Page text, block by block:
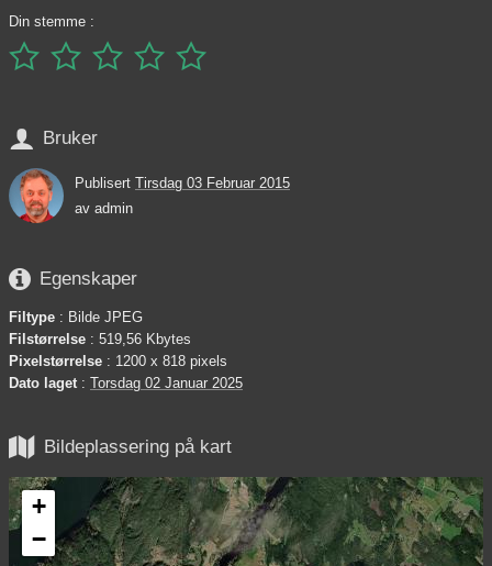
Din stemme :
    
 Bruker
Publisert Tirsdag 03 Februar 2015
av admin
 Egenskaper
Filtype : Bilde JPEG
Filstørrelse : 519,56 Kbytes
Pixelstørrelse : 1200 x 818 pixels
Dato laget : Torsdag 02 Januar 2025
 Bildeplassering på kart
+
−